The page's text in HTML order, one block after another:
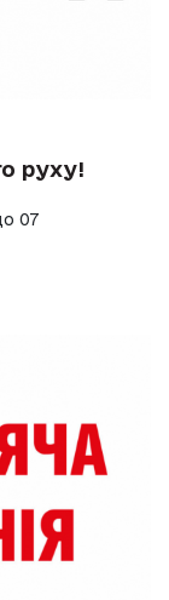
руху!
07